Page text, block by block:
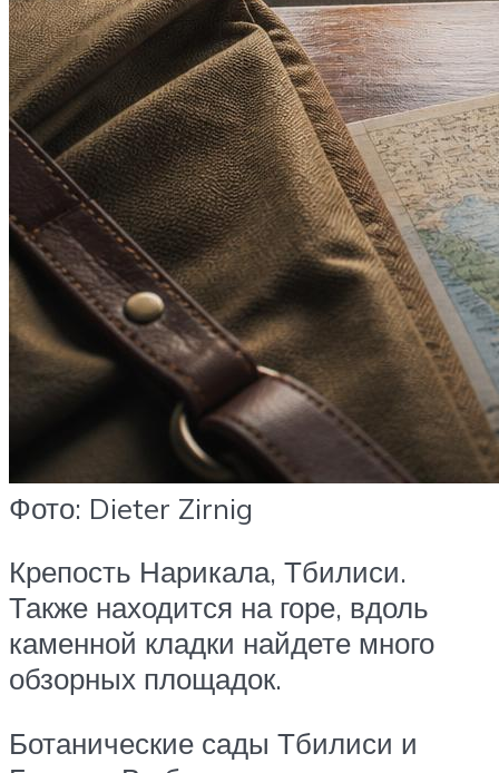
Фото: Dieter Zirnig
Крепость Нарикала, Тбилиси.
Также находится на горе, вдоль
каменной кладки найдете много
обзорных площадок.
Ботанические сады Тбилиси и